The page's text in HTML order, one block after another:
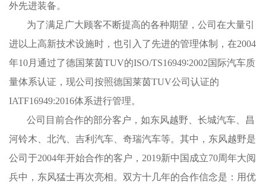
外先进装备。
为了满足广大顾客不断提高的各种期望，公司在大量引
进以上高新技术设施时，也引入了先进的管理体制，在2004
年10月通过了德国莱茵TUV的ISO/TS16949∶2002国际汽车质
量体系认证，现公司按照德国莱茵TUV公司认证的
IATF16949:2016体系进行管理。
公司目前合作的部分客户，如东风越野、长城汽车、昌
河铃木、北汽、吉利汽车、奇瑞汽车等。其中，东风越野是
公司于2004年开始合作的客户，2019新中国成立70周年大阅
兵中，东风猛士再次亮相。双方十几年的合作信念是：用优